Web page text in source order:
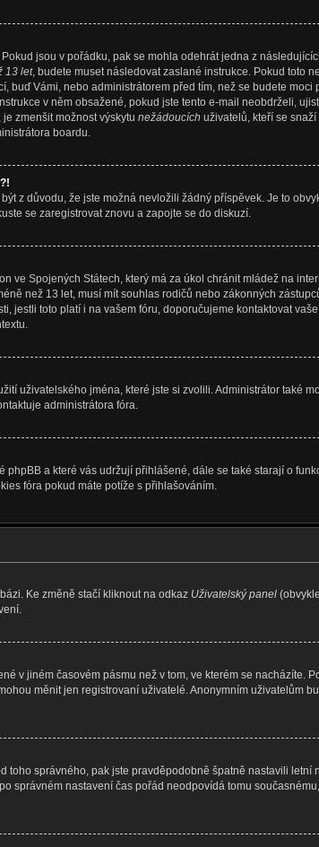
jsou v pořádku, pak se mohla odehrát jedna z
13 let, budete muset následovat zaslané instrukce. Pokud toto
buď Vámi, nebo administrátorem před tím, než se budete moci
v něm obsažené, pokud jste tento e-mail neobdrželi,
zmenšit možnost výskytu nežádoucích uživatelů, kteří se
boardu.
z důvodu, že jste možná nevložili žádný příspěvek. Je to
se zaregistrovat znovu a zapojte se do diskuzí.
ve Spojených Státech, který má za úkol chránit mládež na
než 13 let, musí mít souhlas rodičů nebo zákonných
jestli toto platí i na vašem fóru, doporučujeme kontaktovat
uživatelského jména, které jste si zvolili. Administrátor také
administrátora fóra.
phpBB a které vás udržují přihlášené, dále se také starají o
fóra pokud máte potíže s přihlašováním.
Ke změně stačí kliknout na odkaz Uživatelský panel
v jiném časovém pásmu než v tom, ve kterém se nacházíte.
měnit jen registrovaní uživatelé. Anonymním uživatelům
toho správného, pak jste pravděpodobně špatně nastavili letní
správném nastavení čas pořád neodpovídá tomu